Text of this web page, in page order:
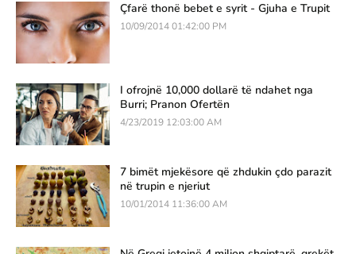
Çfarë thonë bebet e syrit - Gjuha e Trupit
10/09/2014 01:42:00 PM
I ofrojnë 10,000 dollarë të ndahet nga
Burri; Pranon Ofertën
4/23/2019 12:03:00 AM
7 bimët mjekësore që zhdukin çdo parazit
në trupin e njeriut
10/01/2014 11:36:00 AM